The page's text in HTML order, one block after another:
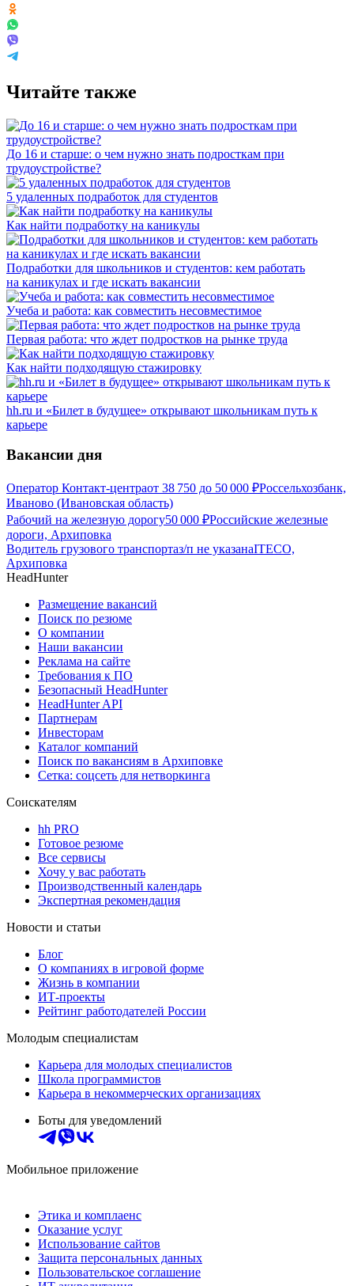
Читайте также
До 16 и старше: о чем нужно знать подросткам при
трудоустройстве?
5 удаленных подработок для студентов
Как найти подработку на каникулы
Подработки для школьников и студентов: кем работать
на каникулах и где искать вакансии
Учеба и работа: как совместить несовместимое
Первая работа: что ждет подростков на рынке труда
Как найти подходящую стажировку
hh.ru и «Билет в будущее» открывают школьникам путь к
карьере
Вакансии дня
Оператор Контакт-центраот 38 750 до 50 000 ₽Россельхозбанк,
Иваново (Ивановская область)
Рабочий на железную дорогу50 000 ₽Российские железные
дороги, Архиповка
Водитель грузового транспортаз/п не указанаITECO,
Архиповка
HeadHunter
Размещение вакансий
Поиск по резюме
О компании
Наши вакансии
Реклама на сайте
Требования к ПО
Безопасный HeadHunter
HeadHunter API
Партнерам
Инвесторам
Каталог компаний
Поиск по вакансиям в Архиповке
Сетка: соцсеть для нетворкинга
Соискателям
hh PRO
Готовое резюме
Все сервисы
Хочу у вас работать
Производственный календарь
Экспертная рекомендация
Новости и статьи
Блог
О компаниях в игровой форме
Жизнь в компании
ИТ-проекты
Рейтинг работодателей России
Молодым специалистам
Карьера для молодых специалистов
Школа программистов
Карьера в некоммерческих организациях
Боты для уведомлений
Мобильное приложение
Этика и комплаенс
Оказание услуг
Использование сайтов
Защита персональных данных
Пользовательское соглашение